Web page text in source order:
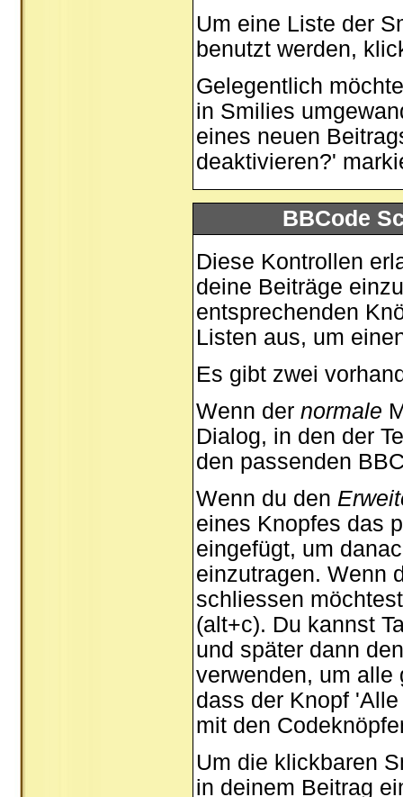
Um eine Liste der
benutzt werden,
Gelegentlich
in Smilies
eines neuen
deaktivieren?'
BBCode
Diese Kontrollen
deine Beiträge
entsprechenden
Listen aus, um
Es gibt zwei
Wenn der normale
Dialog, in den der
den passenden
Wenn du den
eines Knopfes das
eingefügt, um
einzutragen. Wenn
schliessen
(alt+c). Du kannst
und später dann
verwenden, um alle
dass der Knopf
mit den
Um die klickbaren
in deinem Beitrag